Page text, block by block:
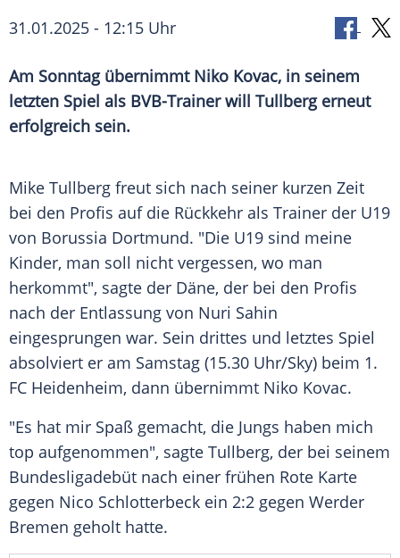
31.01.2025 - 12:15 Uhr
Am Sonntag übernimmt Niko Kovac, in seinem
letzten Spiel als BVB-Trainer will Tullberg erneut
erfolgreich sein.
Mike Tullberg freut sich nach seiner kurzen Zeit
bei den Profis auf die Rückkehr als Trainer der U19
von Borussia Dortmund. "Die U19 sind meine
Kinder, man soll nicht vergessen, wo man
herkommt", sagte der Däne, der bei den Profis
nach der Entlassung von Nuri Sahin
eingesprungen war. Sein drittes und letztes Spiel
absolviert er am Samstag (15.30 Uhr/Sky) beim 1.
FC Heidenheim, dann übernimmt Niko Kovac.
"Es hat mir Spaß gemacht, die Jungs haben mich
top aufgenommen", sagte Tullberg, der bei seinem
Bundesligadebüt nach einer frühen Rote Karte
gegen Nico Schlotterbeck ein 2:2 gegen Werder
Bremen geholt hatte.